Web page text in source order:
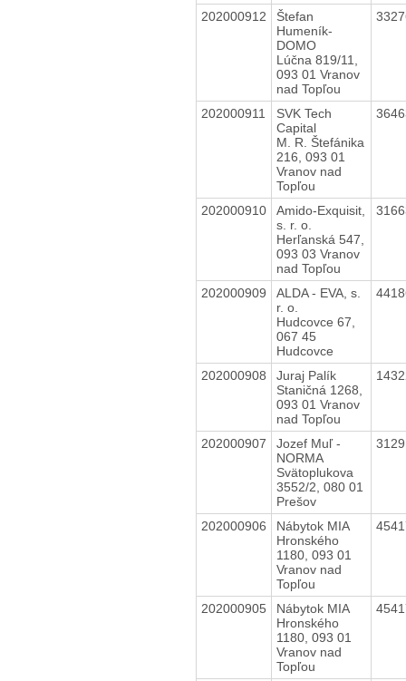
202000912
Štefan
Humeník-
DOMO
Lúčna 819/11,
093 01 Vranov
nad Topľou
202000911
SVK Tech
Capital
M. R. Štefánika
216, 093 01
Vranov nad
Topľou
202000910
Amido-Exquisit,
s. r. o.
Herľanská 547,
093 03 Vranov
nad Topľou
202000909
ALDA - EVA, s.
r. o.
Hudcovce 67,
067 45
Hudcovce
202000908
Juraj Palík
Staničná 1268,
093 01 Vranov
nad Topľou
202000907
Jozef Muľ -
NORMA
Svätoplukova
3552/2, 080 01
Prešov
202000906
Nábytok MIA
Hronského
1180, 093 01
Vranov nad
Topľou
202000905
Nábytok MIA
Hronského
1180, 093 01
Vranov nad
Topľou